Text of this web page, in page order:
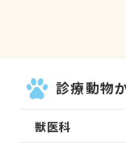
診療動物
獣医科